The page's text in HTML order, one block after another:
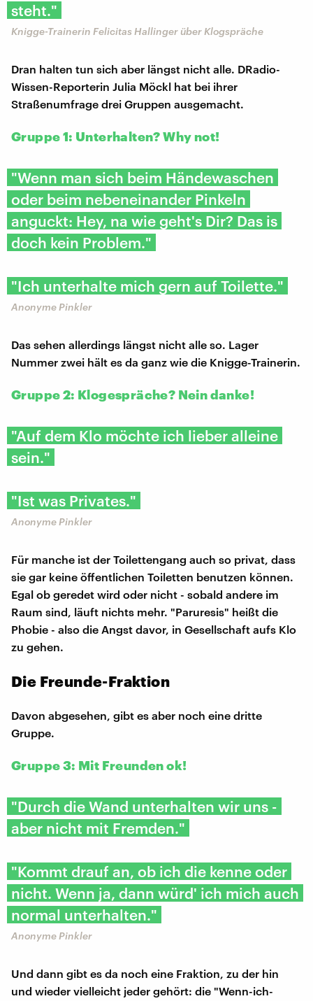
steht."
Knigge-Trainerin Felicitas Hallinger über Klogspräche
Dran halten tun sich aber längst nicht alle. DRadio-
Wissen-Reporterin Julia Möckl hat bei ihrer
Straßenumfrage drei Gruppen ausgemacht.
Gruppe 1: Unterhalten? Why not!
"Wenn man sich beim Händewaschen
oder beim nebeneinander Pinkeln
anguckt: Hey, na wie geht's Dir? Das is
doch kein Problem."
"Ich unterhalte mich gern auf Toilette."
Anonyme Pinkler
Das sehen allerdings längst nicht alle so. Lager
Nummer zwei hält es da ganz wie die Knigge-Trainerin.
Gruppe 2: Klogespräche? Nein danke!
"Auf dem Klo möchte ich lieber alleine
sein."
"Ist was Privates."
Anonyme Pinkler
Für manche ist der Toilettengang auch so privat, dass
sie gar keine öffentlichen Toiletten benutzen können.
Egal ob geredet wird oder nicht - sobald andere im
Raum sind, läuft nichts mehr. "Paruresis" heißt die
Phobie - also die Angst davor, in Gesellschaft aufs Klo
zu gehen.
Die Freunde-Fraktion
Davon abgesehen, gibt es aber noch eine dritte
Gruppe.
Gruppe 3: Mit Freunden ok!
"Durch die Wand unterhalten wir uns -
aber nicht mit Fremden."
"Kommt drauf an, ob ich die kenne oder
nicht. Wenn ja, dann würd' ich mich auch
normal unterhalten."
Anonyme Pinkler
Und dann gibt es da noch eine Fraktion, zu der hin
und wieder vielleicht jeder gehört: die "Wenn-ich-